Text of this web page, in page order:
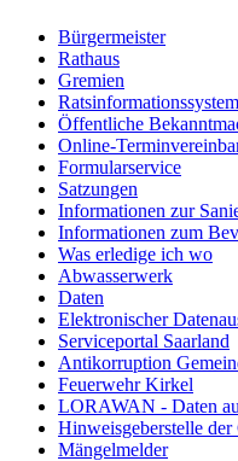
Bürgermeister
Rathaus
Gremien
Ratsinformationssystem
Öffentliche
Online-
Formularservice
Satzungen
Informationen zur
Informationen zum
Was erledige ich wo
Abwasserwerk
Daten
Elektronischer
Serviceportal Saarland
Antikorruption
Feuerwehr Kirkel
LORAWAN - Daten
Hinweisgeberstelle
Mängelmelder